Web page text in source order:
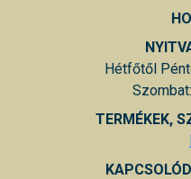
Hétfőtől
TERMÉKEK,